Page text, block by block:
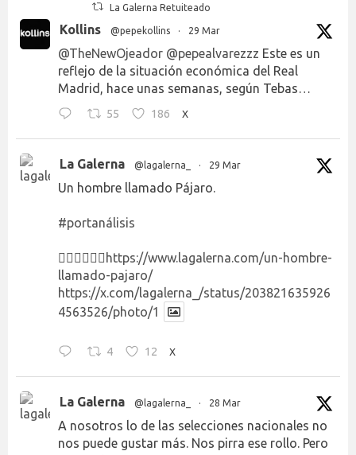
La Galerna Retuiteado
Kollins @pepekollins · 29 Mar
@TheNewOjeador @pepealvarezzz Este es un
reflejo de la situación económica del Real
Madrid, hace unas semanas, según Tebas…
55 186 X
La Galerna @lagalerna_ · 29 Mar
Un hombre llamado Pájaro.
#portanálisis
👉🏻👉🏻👉🏻 https://www.lagalerna.com/un-hombre-
llamado-pajaro/
https://x.com/lagalerna_/status/203821635926
4563526/photo/1
4 12 X
La Galerna @lagalerna_ · 28 Mar
A nosotros lo de las selecciones nacionales no
nos puede gustar más. Nos pirra ese rollo. Pero